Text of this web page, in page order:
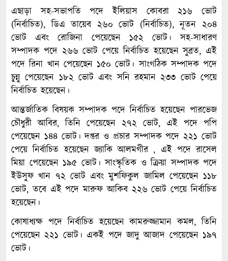
এছাড়া সহ-সভাপতি পদে ইলিয়াস কোবরা ২১৬ ভোট
(নির্বাচিত), ডিএ তায়েব ২৬০ ভোট (নির্বাচিত), নূতন ২০৪
ভোট এবং রোজিনা পেয়েছেন ১৫২ ভোট। সহ-সাধারণ
সম্পাদক পদে ২৬৬ ভোট পেয়ে নির্বাচিত হয়েছেন সুব্রত, এই
পদে রিনা খান পেয়েছেন ১৫০ ভোট। সাংগঠিক সম্পাদক পদে
চুন্নু পেয়েছেন ১৮২ ভোট এবং সনি রহমান ২৩৩ ভোট পেয়ে
নির্বাচিত হয়েছেন।
আন্তর্জাতিক বিষয়ক সম্পাদক পদে নির্বাচিত হয়েছেন পারভেজ
চৌধুরী আবির, তিনি পেয়েছেন ২৭২ ভোট, এই পদে পপি
পেয়েছেন ১৪৪ ভোট। দপ্তর ও প্রচার সম্পাদক পদে ২২১ ভোট
পেয়ে নির্বাচিত হয়েছেন জ্যাকি আলমগীর , এই পদে রাসেল
মিয়া পেয়েছেন ১৯৫ ভোট। সাংস্কৃতিক ও ক্রিয়া সম্পাদক পদে
ইউসুফ খান ৭২ ভোট এবং মুশফিকুল জামিল পেয়েছেন ১১৮
ভোট, তবে এই পদে মারুফ আকিব ২২৬ ভোট পেয়ে নির্বাচিত
হয়েছেন।
কোষাধ্যক্ষ পদে নির্বাচিত হয়েছেন কামরুজ্জামান কমল, তিনি
পেয়েছেন ২২১ ভোট। একই পদে জাদু আজাদ পেয়েছেন ১৯৭
ভোট।